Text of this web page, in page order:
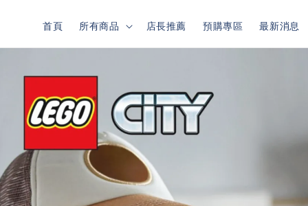
首頁 所有商品 店長推薦 預購專區 最新消息